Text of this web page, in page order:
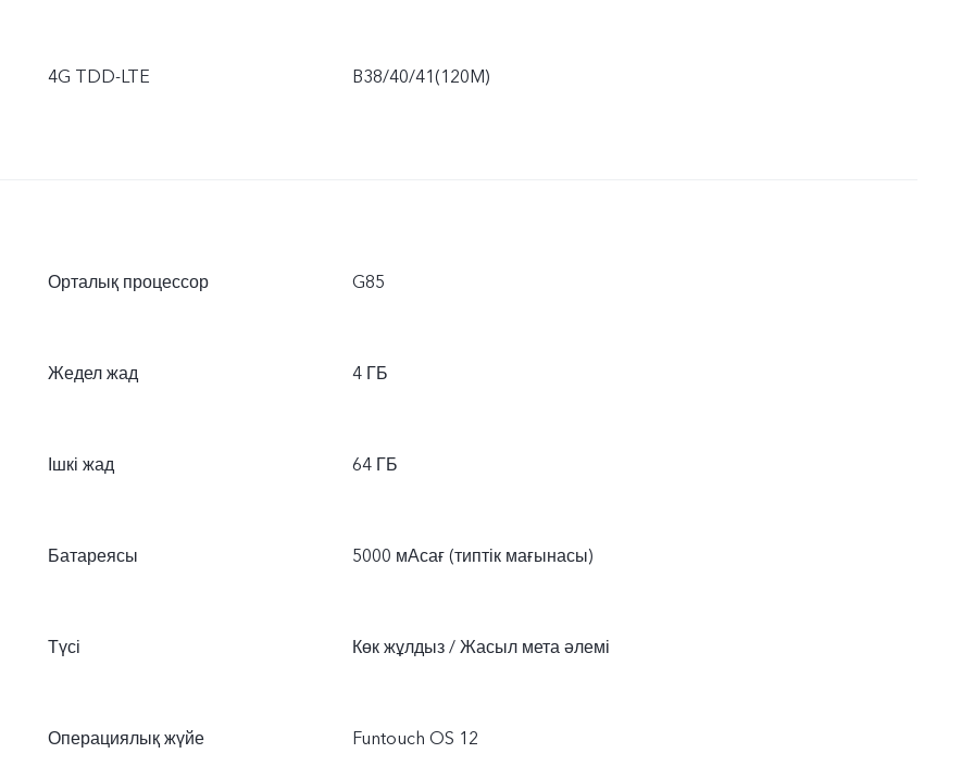
4G TDD-LTE B38/40/41(120M)
Орталық процессор G85
Жедел жад 4 ГБ
Ішкі жад 64 ГБ
Батареясы 5000 мАсағ (типтік мағынасы)
Түсі Көк жұлдыз / Жасыл мета әлемі
Операциялық жүйе Funtouch OS 12